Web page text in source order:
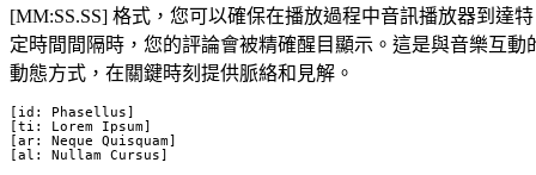
[MM:SS.SS] 格式，您可以確保在播放過程中音訊播放器到達特
定時間間隔時，您的評論會被精確醒目顯示。這是與音樂互動
動態方式，在關鍵時刻提供脈絡和見解。
[id: Phasellus]
[ti: Lorem Ipsum]
[ar: Neque Quisquam]
[al: Nullam Cursus]